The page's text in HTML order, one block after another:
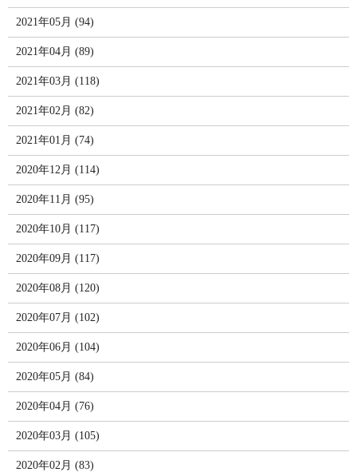
2021年05月 (94)
2021年04月 (89)
2021年03月 (118)
2021年02月 (82)
2021年01月 (74)
2020年12月 (114)
2020年11月 (95)
2020年10月 (117)
2020年09月 (117)
2020年08月 (120)
2020年07月 (102)
2020年06月 (104)
2020年05月 (84)
2020年04月 (76)
2020年03月 (105)
2020年02月 (83)